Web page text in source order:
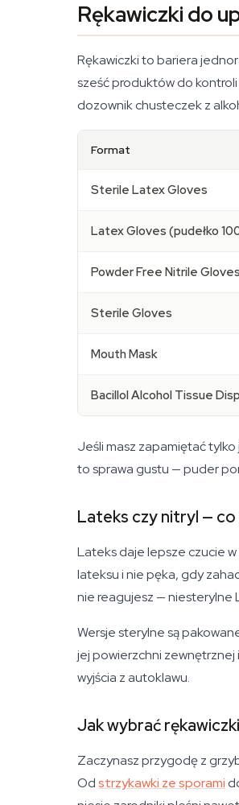
Rękawiczki do
Rękawiczki to bariera
sześć produktów do
dozownik chusteczek z
Format
Sterile Latex Gloves
Latex Gloves (pudełko
Powder Free Nitrile Gloves
Sterile Gloves
Mouth Mask
Bacillol Alcohol Tissue
Jeśli masz zapamiętać
to sprawa gustu — puder
Lateks czy nitryl —
Lateks daje lepsze czucie
lateksu i nie pęka, gdy
nie reagujesz — niesterylne
Wersje sterylne są
jej powierzchni zewnętrznej
wyjścia z autoklawu.
Jak wybrać
Zaczynasz przygodę z
Odstrzykawki ze sporami